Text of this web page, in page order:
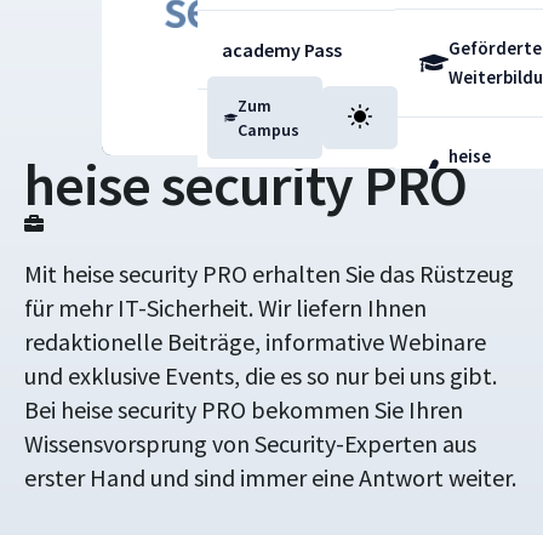
Geförderte
heise
academy Pass
Blog
Zum
Campus
heise security PRO
Mit heise security PRO erhalten Sie das Rüstzeug
für mehr IT-Sicherheit. Wir liefern Ihnen
redaktionelle Beiträge, informative Webinare
und exklusive Events, die es so nur bei uns gibt.
Bei heise security PRO bekommen Sie Ihren
Wissensvorsprung von Security-Experten aus
erster Hand und sind immer eine Antwort weiter.